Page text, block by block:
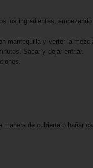
los ingredientes,
mantequilla y verter la
Sacar y dejar enfriar.
de cubierta o bañar